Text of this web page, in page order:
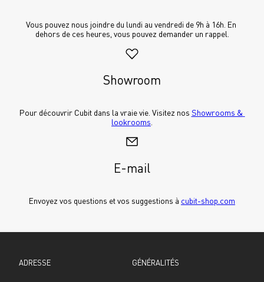
Vous pouvez nous joindre du lundi au vendredi de 9h à 16h. En
dehors de ces heures, vous pouvez demander un rappel.
Showroom
Pour découvrir Cubit dans la vraie vie. Visitez nos Showrooms &
lookrooms
E-mail
Envoyez vos questions et vos suggestions à cubit-shop.com
ADRESSE GÉNÉRALITÉS